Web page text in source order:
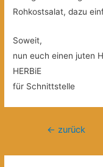
Rohkostsalat, dazu
Soweit,
nun euch einen juten
HERBiE
für Schnittstelle
← zurück